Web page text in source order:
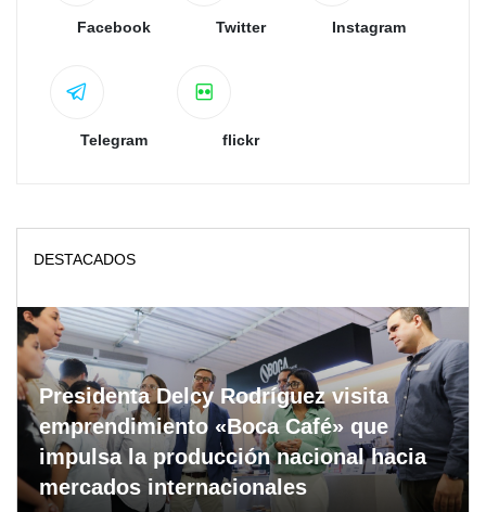
Facebook Twitter Instagram
Telegram flickr
DESTACADOS
Presidenta Delcy Rodríguez visita
emprendimiento «Boca Café» que
impulsa la producción nacional hacia
mercados internacionales